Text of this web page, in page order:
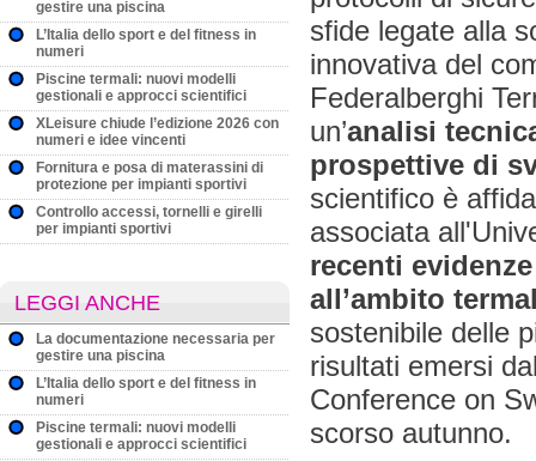
gestire una piscina
L’Italia dello sport e del fitness in
numeri
Piscine termali: nuovi modelli
gestionali e approcci scientifici
XLeisure chiude l’edizione 2026 con
numeri e idee vincenti
Fornitura e posa di materassini di
protezione per impianti sportivi
Controllo accessi, tornelli e girelli
per impianti sportivi
LEGGI ANCHE
La documentazione necessaria per
gestire una piscina
L’Italia dello sport e del fitness in
numeri
Piscine termali: nuovi modelli
gestionali e approcci scientifici
sfide legate alla
innovativa del
Federalberghi
un’analisi
prospettive di
scientifico è
associata
recenti
all’ambito
sostenibile delle
risultati emersi
Conference on
scorso autunno.